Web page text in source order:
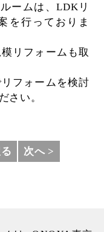
ームは、LDKリ
を行っておりま
リフォームも取
フォームを検討
さい。
次へ >